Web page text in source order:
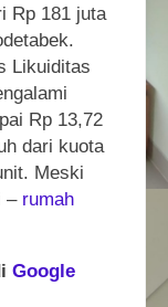
Rp 181 juta
Likuiditas
Rp 13,72
dari kuota
Meski
– rumah
Google